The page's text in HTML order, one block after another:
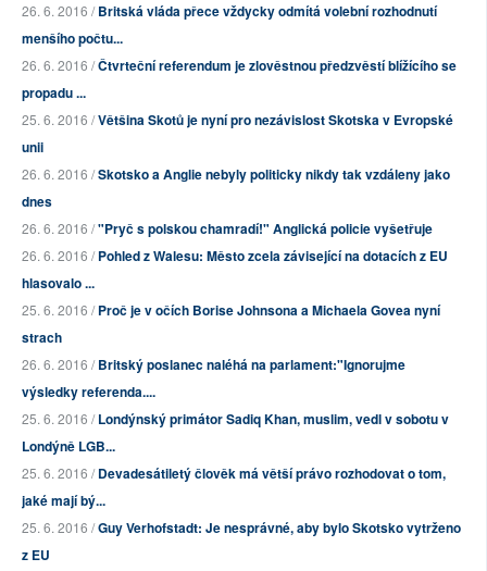
26. 6. 2016 /Britská vláda přece vždycky odmítá volební rozhodnutí
menšího počtu...
26. 6. 2016 /Čtvrteční referendum je zlověstnou předzvěstí blížícího se
propadu ...
25. 6. 2016 /Většina Skotů je nyní pro nezávislost Skotska v Evropské
unii
26. 6. 2016 /Skotsko a Anglie nebyly politicky nikdy tak vzdáleny jako
dnes
26. 6. 2016 /"Pryč s polskou chamradí!" Anglická policie vyšetřuje
26. 6. 2016 /Pohled z Walesu: Město zcela závisející na dotacích z EU
hlasovalo ...
25. 6. 2016 /Proč je v očích Borise Johnsona a Michaela Govea nyní
strach
26. 6. 2016 /Britský poslanec naléhá na parlament:"Ignorujme
výsledky referenda....
25. 6. 2016 /Londýnský primátor Sadiq Khan, muslim, vedl v sobotu v
Londýně LGB...
25. 6. 2016 /Devadesátiletý člověk má větší právo rozhodovat o tom,
jaké mají bý...
25. 6. 2016 /Guy Verhofstadt: Je nesprávné, aby bylo Skotsko vytrženo
z EU